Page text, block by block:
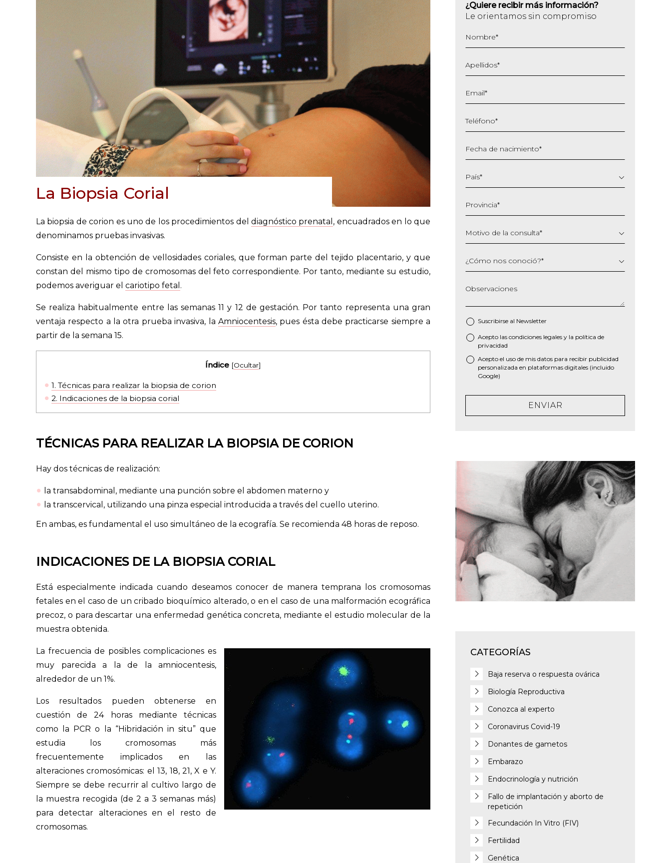
La Biopsia Corial
La biopsia de corion es uno de los procedimientos del diagnóstico prenatal , encuadrados en lo que
denominamos pruebas invasivas.
Consiste en la obtención de vellosidades coriales, que forman parte del tejido placentario, y que
constan del mismo tipo de cromosomas del feto correspondiente. Por tanto, mediante su estudio,
podemos averiguar el cariotipo fetal .
Se realiza habitualmente entre las semanas 11 y 12 de gestación. Por tanto representa una gran
ventaja respecto a la otra prueba invasiva, la Amniocentesis, pues ésta debe practicarse siempre a
partir de la semana 15.
Índice [Ocultar]
1. Técnicas para realizar la biopsia de corion
2. Indicaciones de la biopsia corial
TÉCNICAS PARA REALIZAR LA BIOPSIA DE CORION
Hay dos técnicas de realización:
la transabdominal, mediante una punción sobre el abdomen materno y
la transcervical, utilizando una pinza especial introducida a través del cuello uterino.
En ambas, es fundamental el uso simultáneo de la ecografía. Se recomienda 48 horas de reposo.
INDICACIONES DE LA BIOPSIA CORIAL
Está especialmente indicada cuando deseamos conocer de manera temprana los cromosomas
fetales en el caso de un cribado bioquímico alterado, o en el caso de una malformación ecográfica
precoz, o para descartar una enfermedad genética concreta, mediante el estudio molecular de la
muestra obtenida.
La frecuencia de posibles complicaciones es
muy parecida a la de la amniocentesis,
alrededor de un 1%.
Los resultados pueden obtenerse en
cuestión de 24 horas mediante técnicas
como la PCR o la “Hibridación in situ” que
estudia los cromosomas más
frecuentemente implicados en las
alteraciones cromosómicas: el 13, 18, 21, X e Y.
Siempre se debe recurrir al cultivo largo de
la muestra recogida (de 2 a 3 semanas más)
para detectar alteraciones en el resto de
cromosomas.
¿Quiere recibir más información?
Le orientamos sin compromiso
Nombre*
Apellidos*
Email*
Teléfono*
Fecha de nacimiento*
barra
MM
AAAA
País*
Provincia*
Motivo de la consulta*
¿Cómo nos conoció?*
Observaciones
Suscribirse al Newsletter
* Acepto las condiciones legales y la política de
privacidad
Acepto el uso de mis datos para recibir publicidad
personalizada en plataformas digitales (incluido
Google)
ENVIAR
CATEGORÍAS
Baja reserva o respuesta ovárica
Biología Reproductiva
Conozca al experto
Coronavirus Covid-19
Donantes de gametos
Embarazo
Endocrinología y nutrición
Fallo de implantación y aborto de
repetición
Fecundación In Vitro (FIV)
Fertilidad
Genética